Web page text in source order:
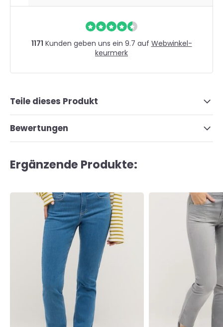
1171 Kunden geben uns ein 9.7 auf Webwinkel-
keurmerk
Teile dieses Produkt
Bewertungen
Ergänzende Produkte: